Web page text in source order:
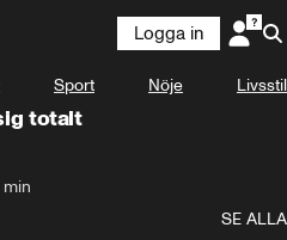
Logga in
Sport Nöje Livsstil
totalt
min
SE ALLA